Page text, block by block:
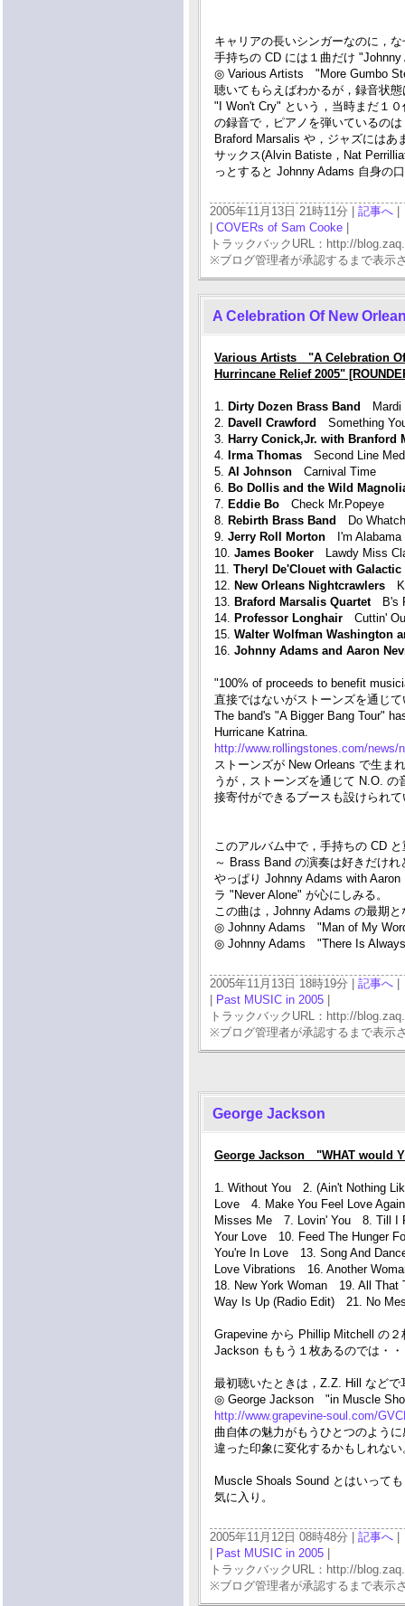
キャリアの長いシンガーなのに，
手持ちの CD には１曲だけ
◎ Various Artists "More Gumbo
聴いてもらえばわかるが，録音状
"I Won't Cry" という，当時まだ１
の録音で，ピアノを弾いているの
Braford Marsalis や，ジャズには
サックス(Alvin Batiste，Nat
っとすると Johnny Adams 自身の
2005年11月13日 21時11分 | 記事へ
COVERs of Sam Cooke
トラックバックURL：http://
※ブログ管理者が承認するまで表示
A Celebration Of New
Various Artists "A Celebration
Hurrincane Relief 2005"
1. Dirty Dozen Brass Band
Mardi
2. Davell Crawford
Something
3. Harry Conick,Jr. with Branford
4. Irma Thomas Second Line
5. Al Johnson Carnival Time
6. Bo Dollis and the Wild
7. Eddie Bo Check Mr.Popeye
8. Rebirth Brass Band
Do
9. Jerry Roll Morton I'm Alabama
10. James Booker Lawdy Miss
11. Theryl De'Clouet with Galactic
12. New Orleans Nightcrawlers
13. Braford Marsalis QuartetB's
14. Professor Longhair Cuttin'
15. Walter Wolfman Washington
16. Johnny Adams and Aaron
"100% of proceeds to benefit
直接ではないがストーンズを通じ
The band's "A Bigger Bang Tour"
Hurricane Katrina.
http://www.rollingstones.com/news/
ストーンズが New Orleans で生ま
うが，ストーンズを通じて N.O.
接寄付ができるブースも設けられ
このアルバム中で，手持ちの CD
～ Brass Band の演奏は好きだけ
やっぱり Johnny Adams with
ラ "Never Alone" が心にしみる。
この曲は，Johnny Adams の最期
◎ Johnny Adams "Man of My
◎ Johnny Adams "There Is
2005年11月13日 18時19分 | 記事へ
Past MUSIC in 2005
トラックバックURL：http://
※ブログ管理者が承認するまで表示
George Jackson
George Jackson "WHAT would
1. Without You 2. (Ain't Nothing
Love 4. Make You Feel Love
Misses Me 7. Lovin' You 8. Till I
Your Love 10. Feed The Hunger
You're In Love 13. Song And
Love Vibrations 16. Another
18. New York Woman 19. All
Way Is Up (Radio Edit) 21. No
Grapevine から Phillip Mitchell の
Jackson ももう１枚あるのでは・
最初聴いたときは，Z.Z. Hill など
◎ George Jackson "in Muscle
http://www.grapevine-soul.com/
曲自体の魅力がもうひとつのよう
違った印象に変化するかもしれない
Muscle Shoals Sound とはいって
気に入り。
2005年11月12日 08時48分 | 記事へ
Past MUSIC in 2005
トラックバックURL：http://
※ブログ管理者が承認するまで表示